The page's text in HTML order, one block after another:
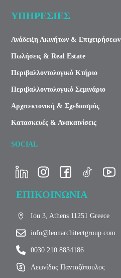
ΥΠΗΡΕΣΙΕΣ
Ανάδειξη Ακινήτων & Επιχειρήσεων
Πωλήσεις & Real Estate
Περιβαλλοντολογικό Κτήριο
Περιβαλλοντολογικό Σεμινάριο
Αρχιτεκτονική & Σχεδιασμός
Κατασκευές & Ανακαινίσεις
SOCIAL
ΕΠΙΚΟΙΝΩΝΙΑ
Iou 3, Athens 11251 Greece
info@leonarchitectgroup.com
0030 210 8834186
Λεωνίδας Πανταζόπουλος